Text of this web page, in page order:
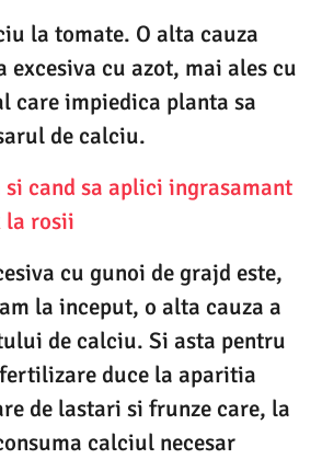
la tomate. O alta cauza
excesiva cu azot, mai ales cu
care impiedica planta sa
de calciu.
si cand sa aplici ingrasamant
la rosii
cu gunoi de grajd este,
la inceput, o alta cauza a
de calciu. Si asta pentru
duce la aparitia
de lastari si frunze care, la
calciul necesar